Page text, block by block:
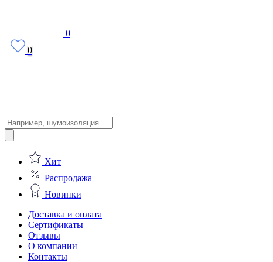
0
0
Поиск
товаров
Хит
Распродажа
Новинки
Доставка и оплата
Сертификаты
Отзывы
О компании
Контакты